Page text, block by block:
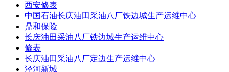
西安修表
中国石油长庆油田采油八厂铁边城生产运维中心
鼎和保险
长庆油田采油八厂铁边城生产运维中心
修表
长庆油田采油八厂定边生产运维中心
泾河新城